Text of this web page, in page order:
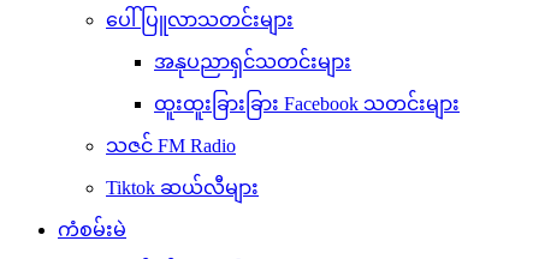
ပေါ်ပြူလာသတင်းများ
အနုပညာရှင်သတင်းများ
ထူးထူးခြားခြား Facebook သတင်းများ
သဇင် FM Radio
Tiktok ဆယ်လီများ
ကံစမ်းမဲ